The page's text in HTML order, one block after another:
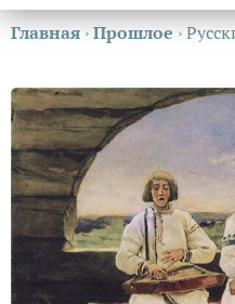
Главная ›Прошлое ›